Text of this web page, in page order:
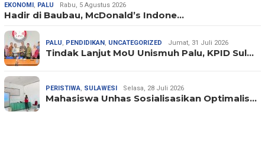
EKONOMI, PALU Rabu, 5 Agustus 2026
Hadir di Baubau, McDonald’s Indone…
PALU, PENDIDIKAN, UNCATEGORIZED Jumat, 31 Juli 2026
Tindak Lanjut MoU Unismuh Palu, KPID Sul…
PERISTIWA, SULAWESI Selasa, 28 Juli 2026
Mahasiswa Unhas Sosialisasikan Optimalis…